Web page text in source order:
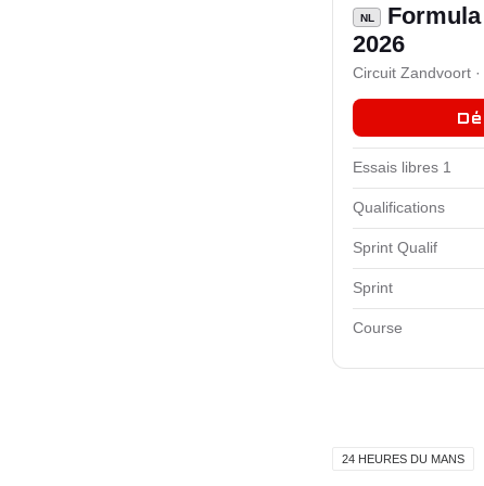
NL
2026
Circuit Zandvoort
Essais libres 1
Qualifications
Sprint Qualif
Sprint
Course
24 HEURES DU MANS